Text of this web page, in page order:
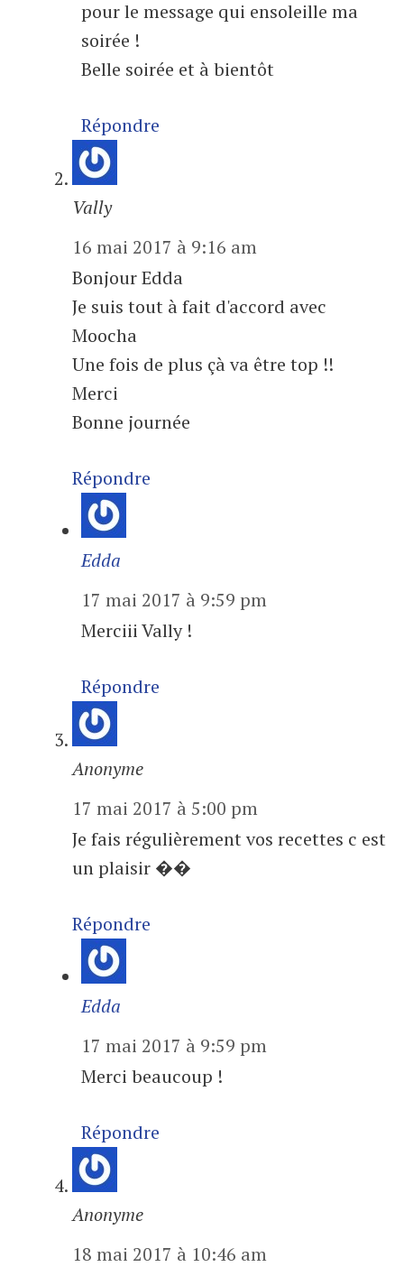
pour le message qui ensoleille ma
soirée !
Belle soirée et à bientôt
Répondre
Vally
16 mai 2017 à 9:16 am
Bonjour Edda
Je suis tout à fait d'accord avec
Moocha
Une fois de plus çà va être top !!
Merci
Bonne journée
Répondre
Edda
17 mai 2017 à 9:59 pm
Merciii Vally !
Répondre
Anonyme
17 mai 2017 à 5:00 pm
Je fais régulièrement vos recettes c est
un plaisir ��
Répondre
Edda
17 mai 2017 à 9:59 pm
Merci beaucoup !
Répondre
Anonyme
18 mai 2017 à 10:46 am